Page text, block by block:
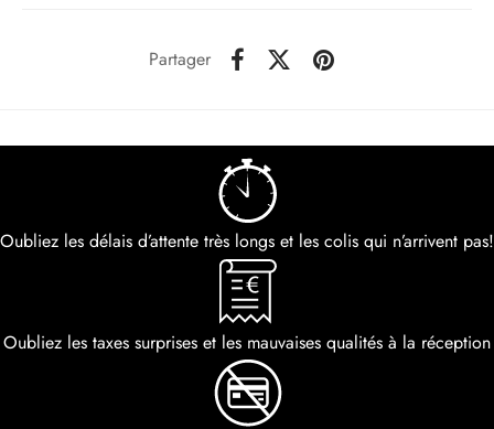
Partager
Oubliez les délais d’attente très longs et les colis qui n’arrivent pas!
Oubliez les taxes surprises et les mauvaises qualités à la réception